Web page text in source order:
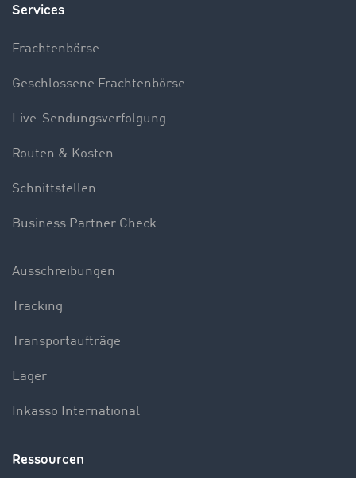
Services
Frachtenbörse
Geschlossene Frachtenbörse
Live-Sendungsverfolgung
Routen & Kosten
Schnittstellen
Business Partner Check
Ausschreibungen
Tracking
Transportaufträge
Lager
Inkasso International
Ressourcen